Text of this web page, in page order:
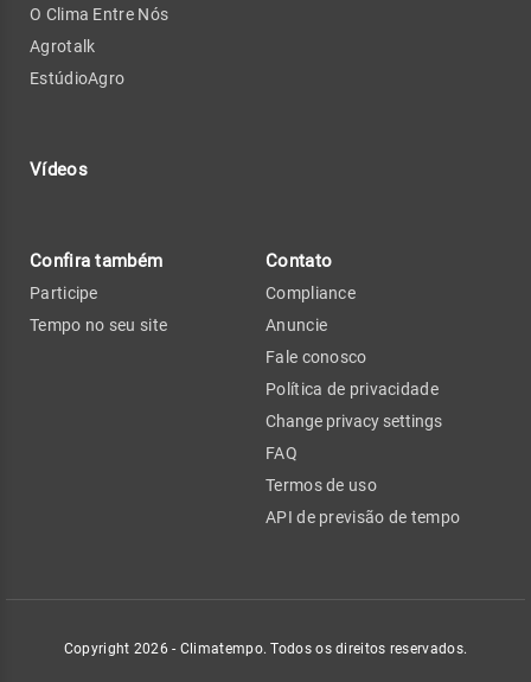
O Clima Entre Nós
Agrotalk
EstúdioAgro
Vídeos
Confira também
Participe
Tempo no seu site
Contato
Compliance
Anuncie
Fale conosco
Política de privacidade
Change privacy settings
FAQ
Termos de uso
API de previsão de tempo
Copyright 2026 - Climatempo. Todos os direitos reservados.